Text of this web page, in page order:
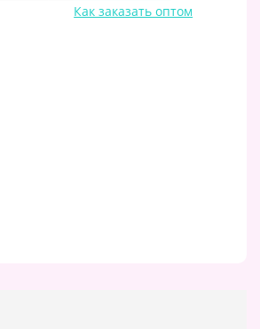
Как заказать оптом